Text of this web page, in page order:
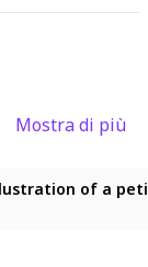
Mostra di più
of a